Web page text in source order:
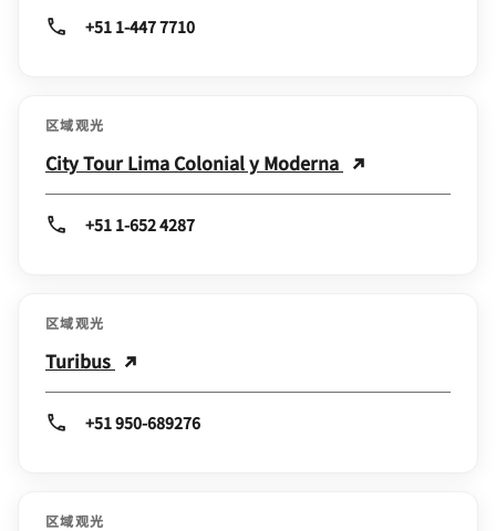
+51 1-447 7710
区域观光
City Tour Lima Colonial y Moderna
+51 1-652 4287
区域观光
Turibus
+51 950-689276
区域观光